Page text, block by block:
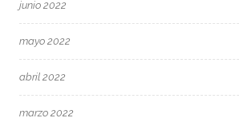
junio 2022
mayo 2022
abril 2022
marzo 2022